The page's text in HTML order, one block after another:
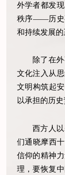
外学者都发
秩序——历史
和持续发展的
除了在
文化注入从
文明构筑起
以承担的历史
西方人
们通晓摩西
信仰的精神
理，要恢复